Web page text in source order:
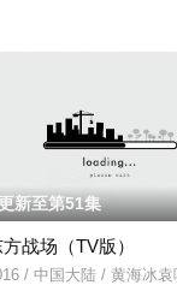
全资进组，疯狂魔
颇高的同姓帅气哥哥
新至第51集
方战场（TV版）
/ 中国大陆 / 黄海冰